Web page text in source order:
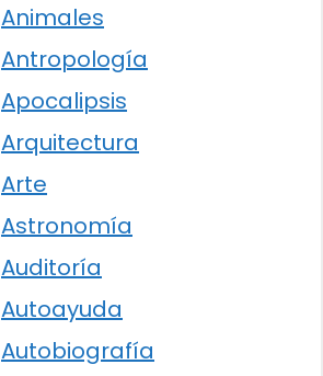
Animales
Antropología
Apocalipsis
Arquitectura
Arte
Astronomía
Auditoría
Autoayuda
Autobiografía